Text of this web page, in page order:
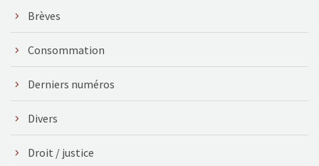
Brèves
Consommation
Derniers numéros
Divers
Droit / justice